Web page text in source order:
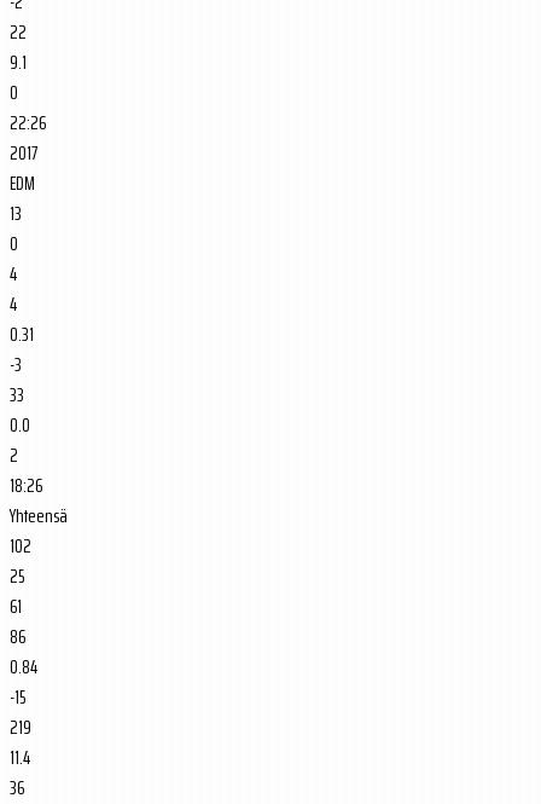
22
9.1
0
22:26
2017
EDM
13
0
4
4
0.31
-3
33
0.0
2
18:26
Yhteensä
102
25
61
86
0.84
-15
219
11.4
36